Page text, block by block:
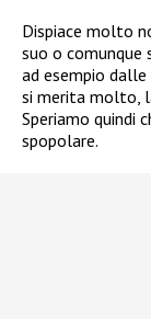
Dispiace molto
suo o comunque
ad esempio
si merita molto,
Speriamo quindi
spopolare.